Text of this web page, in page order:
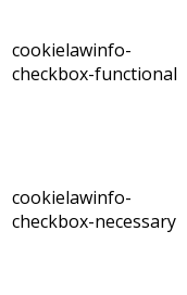
cookielawinfo-
checkbox-functional
cookielawinfo-
checkbox-necessary